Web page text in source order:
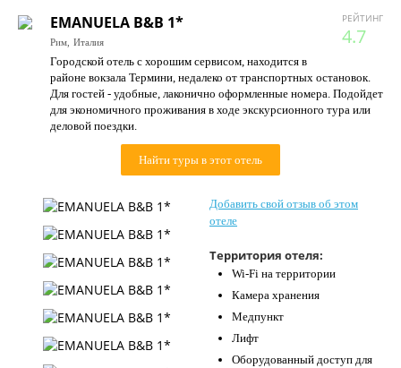
Цены дня
Страны
Как купить
РЕЙТИНГ
4.7
EMANUELA B&B 1*
Рим, Италия
Городской отель с хорошим сервисом, находится в
районе вокзала Термини, недалеко от транспортных остановок.
Для гостей - удобные, лаконично оформленные номера. Подойдет
для экономичного проживания в ходе экскурсионного тура или
деловой поездки.
Найти туры в этот отель
Добавить свой отзыв об этом
отеле
Территория отеля:
Wi-Fi на территории
Камера хранения
Медпункт
Лифт
Оборудованный доступ для